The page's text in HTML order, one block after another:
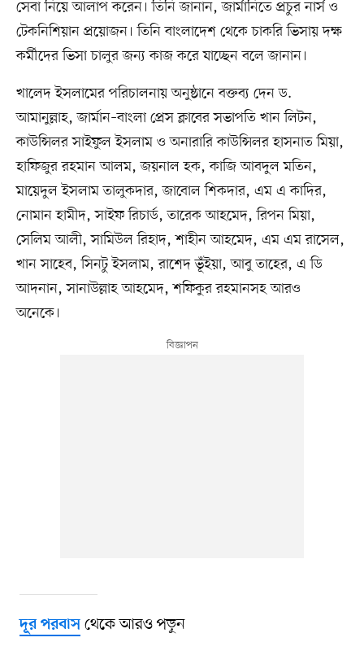
সেবা নিয়ে আলাপ করেন। তিনি জানান, জার্মানিতে প্রচুর নার্স ও
টেকনিশিয়ান প্রয়োজন। তিনি বাংলাদেশ থেকে চাকরি ভিসায় দক্ষ
কর্মীদের ভিসা চালুর জন্য কাজ করে যাচ্ছেন বলে জানান।
খালেদ ইসলামের পরিচালনায় অনুষ্ঠানে বক্তব্য দেন ড.
আমানুল্লাহ, জার্মান–বাংলা প্রেস ক্লাবের সভাপতি খান লিটন,
কাউন্সিলর সাইফুল ইসলাম ও অনারারি কাউন্সিলর হাসনাত মিয়া,
হাফিজুর রহমান আলম, জয়নাল হক, কাজি আবদুল মতিন,
মায়েদুল ইসলাম তালুকদার, জাবোল শিকদার, এম এ কাদির,
নোমান হামীদ, সাইফ রিচার্ড, তারেক আহমেদ, রিপন মিয়া,
সেলিম আলী, সামিউল রিহাদ, শাহীন আহমেদ, এম এম রাসেল,
খান সাহেব, সিনটু ইসলাম, রাশেদ ভূঁইয়া, আবু তাহের, এ ডি
আদনান, সানাউল্লাহ আহমেদ, শফিকুর রহমানসহ আরও
অনেকে।
দূর পরবাসথেকে আরও পড়ুন